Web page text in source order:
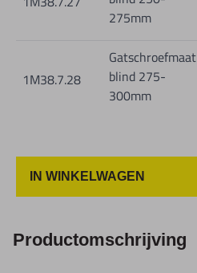
275mm
1M38.7.28
Gatschroefmaat
blind 275-
300mm
IN WINKELWAGEN
Productomschrijving